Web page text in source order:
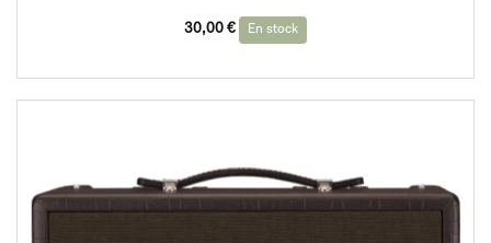
30,00 € En stock